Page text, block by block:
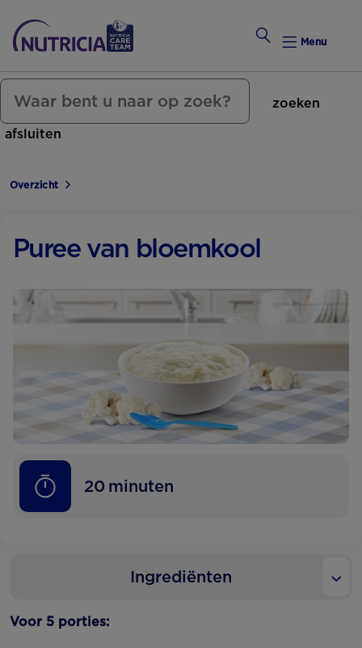
Zwanger Worden
Menu
zoeken
afsluiten
Overzicht
Puree van bloemkool
20 minuten
Ingrediënten
Voor 5 porties: